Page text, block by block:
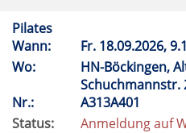
Pilates
Wann:
Fr. 18.09.2026,
Wo:
HN-Böckingen,
Schuchmannstr.
Nr.:
A313A401
Status:
Anmeldung auf